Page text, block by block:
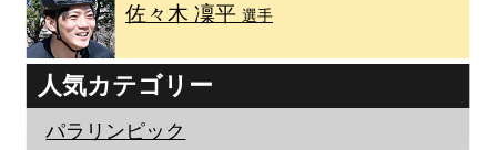
佐々木 凜平 選手
人気カテゴリー
パラリンピック